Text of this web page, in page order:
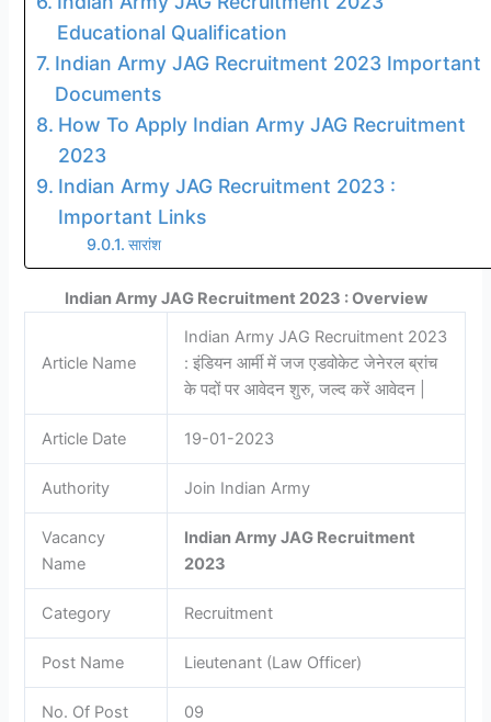
Educational Qualification
Indian Army JAG Recruitment 2023 Important
Documents
How To Apply Indian Army JAG Recruitment
2023
Indian Army JAG Recruitment 2023 :
Important Links
सारांश
Indian Army JAG Recruitment 2023 : Overview
Article Name
Indian Army JAG Recruitment 2023
: इंडियन आर्मी में जज एडवोकेट जेनेरल ब्रांच
के पदों पर आवेदन शुरु, जल्द करें आवेदन |
Article Date 19-01-2023
Authority Join Indian Army
Vacancy
Name
Indian Army JAG Recruitment
2023
Category Recruitment
Post Name Lieutenant (Law Officer)
No. Of Post 09